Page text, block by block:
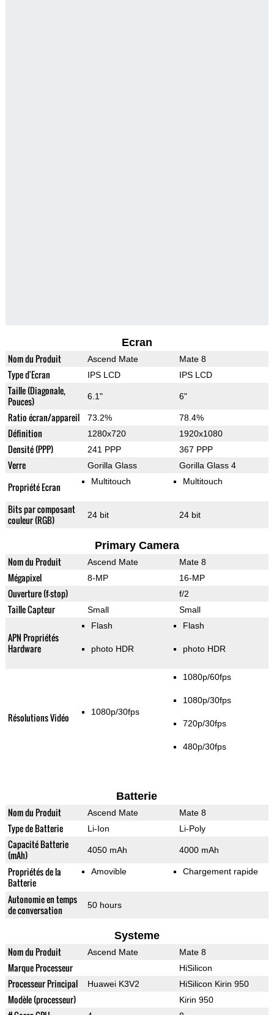
Ecran
Nom du Produit Ascend Mate Mate 8
Type d'Ecran IPS LCD IPS LCD
Taille (Diagonale,
Pouces)
6.1" 6"
Ratio écran/appareil 73.2% 78.4%
Définition 1280x720 1920x1080
Densité (PPP) 241 PPP 367 PPP
Verre Gorilla Glass Gorilla Glass 4
Propriété Ecran Multitouch Multitouch
Bits par composant
couleur (RGB)
24 bit 24 bit
Primary Camera
Nom du Produit Ascend Mate Mate 8
Mégapixel 8-MP 16-MP
Ouverture (f-stop) f/2
Taille Capteur Small Small
APN Propriétés
Hardware
Flash
photo HDR
Flash
photo HDR
Résolutions Vidéo 1080p/30fps
1080p/60fps
1080p/30fps
720p/30fps
480p/30fps
Batterie
Nom du Produit Ascend Mate Mate 8
Type de Batterie Li-Ion Li-Poly
Capacité Batterie
(mAh)
4050 mAh 4000 mAh
Propriétés de la
Batterie
Amovible Chargement rapide
Autonomie en temps
de conversation
50 hours
Systeme
Nom du Produit Ascend Mate Mate 8
Marque Processeur HiSilicon
Processeur Principal Huawei K3V2 HiSilicon Kirin 950
Modèle (processeur) Kirin 950